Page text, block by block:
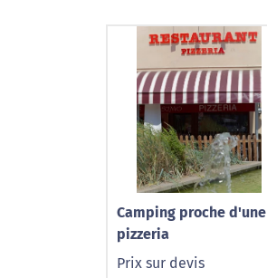
Camping proche d'une
pizzeria
Prix sur devis